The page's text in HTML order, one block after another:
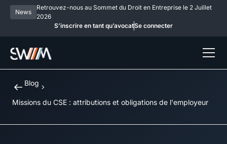
News
Retrouvez-nous au Sommet du Droit en Entreprise le 2 Juillet
2026
S’inscrire en tant qu’avocatSe connecter
Blog
Missions du CSE : attributions et obligations de l'employeur